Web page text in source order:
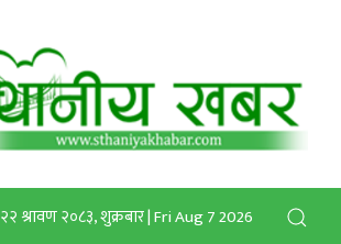
२२ श्रावण २०८३, शुक्रबार | Fri Aug 7 2026